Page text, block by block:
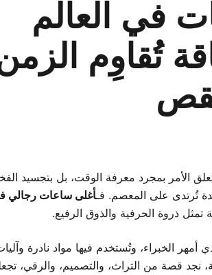
في العالم
تُقاوِم
الأمر بمجرد معرفة الوقت، بل بتجسيد
تُرتدى على المعصم. فـأغلى ساعات رجالي
ذروة الحرفية والذوق الرفيع.
الخبراء، وتُستخدم فيها مواد نادرة
نجد قصة من التراث، والتصميم، والرقي،